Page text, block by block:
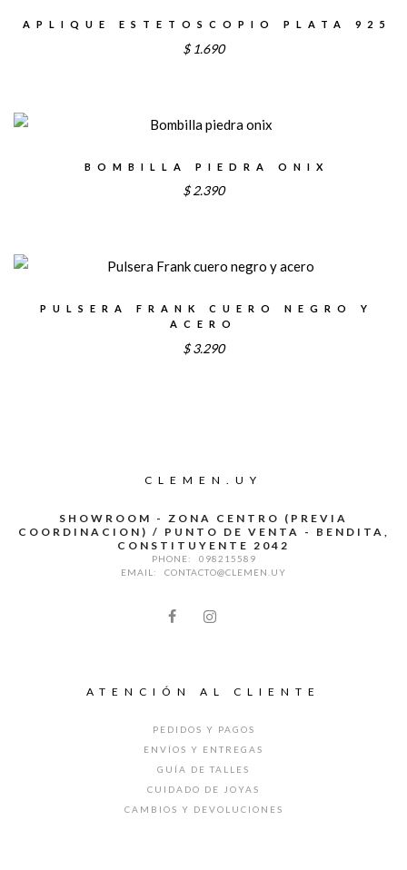
APLIQUE ESTETOSCOPIO PLATA 925
$ 1.690
BOMBILLA PIEDRA ONIX
$ 2.390
PULSERA FRANK CUERO NEGRO Y
ACERO
$ 3.290
CLEMEN.UY
SHOWROOM - ZONA CENTRO (PREVIA
COORDINACION) / PUNTO DE VENTA - BENDITA,
CONSTITUYENTE 2042
PHONE:
098215589
EMAIL:
CONTACTO@CLEMEN.UY
ATENCIÓN AL CLIENTE
PEDIDOS Y PAGOS
ENVÍOS Y ENTREGAS
GUÍA DE TALLES
CUIDADO DE JOYAS
CAMBIOS Y DEVOLUCIONES